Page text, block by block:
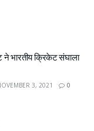
ने भारतीय क्रिकेट संघाला
3, 2021 0